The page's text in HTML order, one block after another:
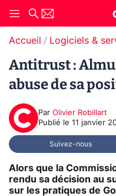
Accueil Logiciels &
Antitrust :
abuse de sa
Par Olivier Robillart
Publié le 11 janvier
Suivez-nous
Alors que la
rendu sa décision au
sur les pratiques de